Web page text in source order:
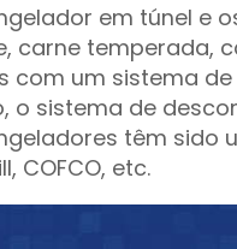
em túnel e
carne temperada,
um sistema
o sistema de
têm sido
COFCO, etc.